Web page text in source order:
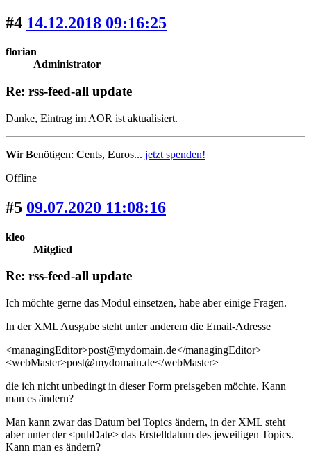
#4 14.12.2018 09:16:25
florian
Administrator
Re: rss-feed-all update
Danke, Eintrag im AOR ist aktualisiert.
WirBenötigen: Cents, Euros... jetzt spenden!
Offline
#5 09.07.2020 11:08:16
kleo
Mitglied
Re: rss-feed-all update
Ich möchte gerne das Modul einsetzen, habe aber einige Fragen.
In der XML Ausgabe steht unter anderem die Email-Adresse
<managingEditor>post@mydomain.de</managingEditor>
<webMaster>post@mydomain.de</webMaster>
die ich nicht unbedingt in dieser Form preisgeben möchte. Kann
man es ändern?
Man kann zwar das Datum bei Topics ändern, in der XML steht
aber unter der <pubDate> das Erstelldatum des jeweiligen Topics.
Kann man es ändern?